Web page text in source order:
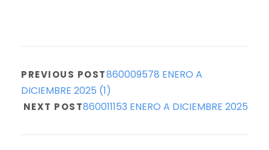
PREVIOUS POST860009578 ENERO A
DICIEMBRE 2025 (1)
NEXT POST860011153 ENERO A DICIEMBRE 2025